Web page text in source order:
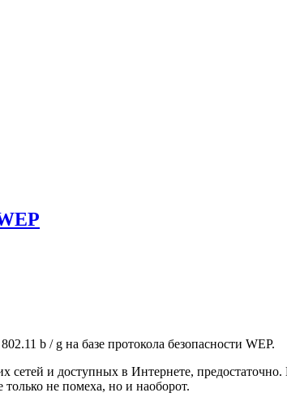
b / g на базе протокола безопасности WEP.
сетей и доступных в Интернете,
только не помеха, но и наоборот.